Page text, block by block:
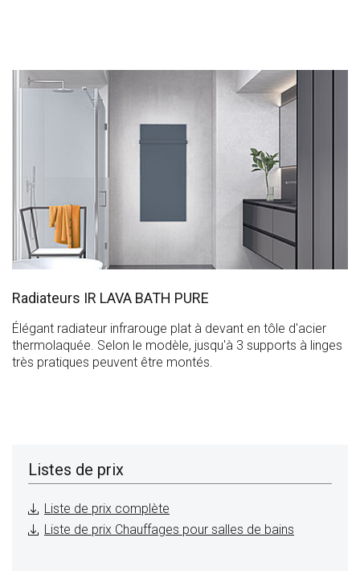
Radiateurs IR LAVA BATH PURE
Élégant radiateur infrarouge plat à devant en tôle d'acier
thermolaquée. Selon le modèle, jusqu'à 3 supports à linges
très pratiques peuvent être montés.
Listes de prix
Liste de prix complète
Liste de prix Chauffages pour salles de bains